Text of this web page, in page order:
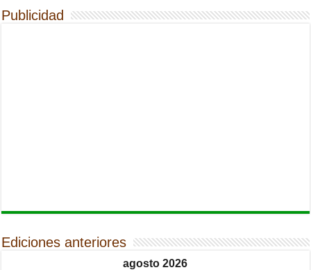
Publicidad
Ediciones anteriores
agosto 2026